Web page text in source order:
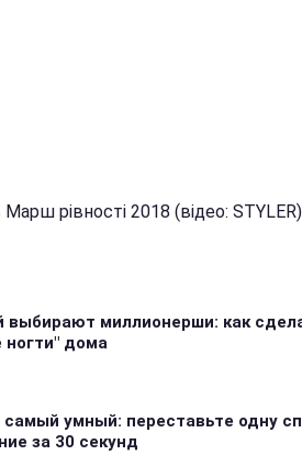
рівності 2018 (відео: STYLER)
выбирают миллионерши: как
ногти" дома
умный: переставьте одну
за 30 секунд